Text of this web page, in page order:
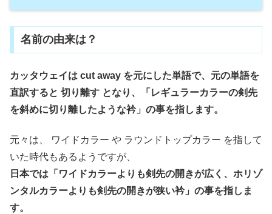
名前の由来は？
カッタウェイは cut away を元にした単語で、元の単語を
直訳すると 切り離す となり、「レギュラーカラーの剣先
を斜めに切り離したような衿」の事を指します。
元々は、 ワイドカラー や ラウンドトップカラー を指して
いた時代もあるようですが、
日本では「ワイドカラーよりも剣先の開きが広く、ホリゾ
ンタルカラーよりも剣先の開きが狭い衿」の事を指しま
す。